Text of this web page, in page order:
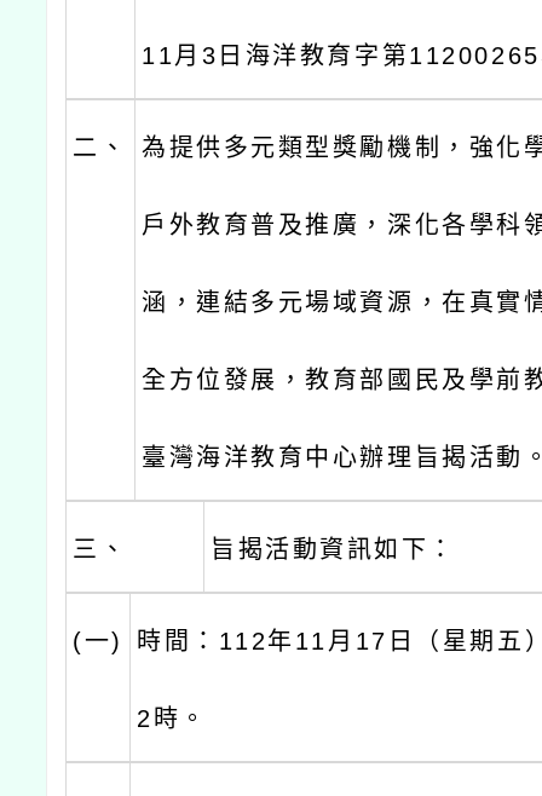
11月3日海洋教育字第
二、 為提供多元類型獎勵機制，強化
戶外教育普及推廣，深化各學科
涵，連結多元場域資源，在真實
全方位發展，教育部國民及學前
臺灣海洋教育中心辦理旨揭活動
三、 旨揭活動資訊如下：
(一) 時間：112年11月17日（星期五
2時。